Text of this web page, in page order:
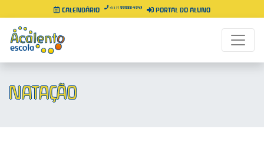
CALENDÁRIO +55 71 99988-4943 PORTAL DO ALUNO
NATAÇÃO